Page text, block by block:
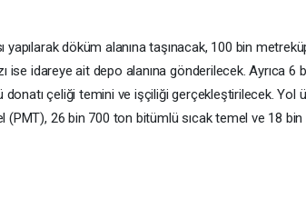
döküm alanına taşınacak, 100 bin
idareye ait depo alanına gönderilecek. Ayrıca 6
çeliği temini ve işçiliği gerçekleştirilecek. Yol
26 bin 700 ton bitümlü sıcak temel ve 18